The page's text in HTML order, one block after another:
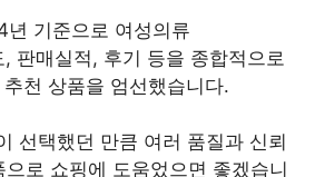
년 기준으로 여성의류
판매실적, 후기 등을 종합적으로
천 상품을 엄선했습니다.
선택했던 만큼 여러 품질과 신뢰
로 쇼핑에 도움었으면 좋겠습니